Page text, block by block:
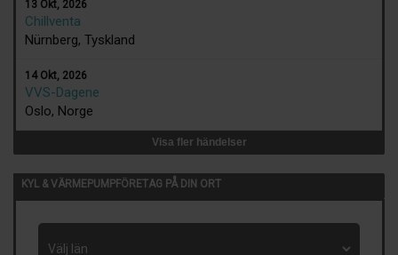
13 Okt, 2026
Chillventa
Nürnberg, Tyskland
14 Okt, 2026
VVS-Dagene
Oslo, Norge
Visa fler händelser
KYL & VÄRMEPUMPFÖRETAG PÅ DIN ORT